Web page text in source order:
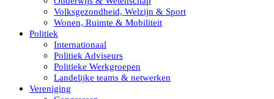
Volksgezondheid, Welzijn & Sport
Wonen, Ruimte & Mobiliteit
Politiek
Internationaal
Politiek Adviseurs
Politieke Werkgroepen
Landelijke teams & netwerken
Vereniging